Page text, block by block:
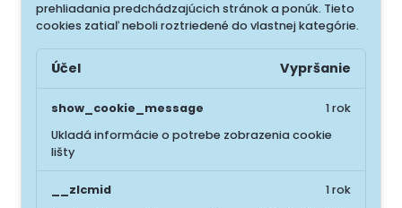
prehliadania predchádzajúcich stránok a ponúk. Tieto
cookies zatiaľ neboli roztriedené do vlastnej kategórie.
Účel Vypršanie
show_cookie_message
Ukladá informácie o potrebe zobrazenia cookie
lišty
1 rok
__zlcmid
1 rok